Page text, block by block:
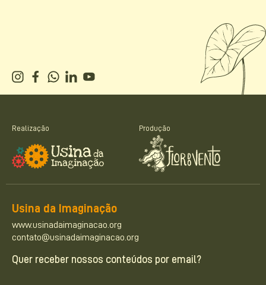
Realização Produção
Usina da Imaginação
www.usinadaimaginacao.org
contato@usinadaimaginacao.org
Quer receber nossos conteúdos por email?